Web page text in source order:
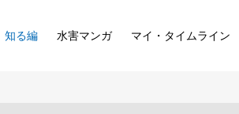
知る編 水害マンガ マイ・タイムライン